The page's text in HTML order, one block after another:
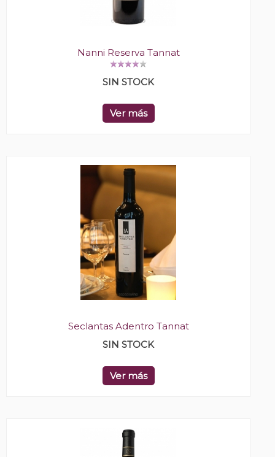
Nanni Reserva Tannat
SIN STOCK
Ver más
Seclantas Adentro Tannat
SIN STOCK
Ver más